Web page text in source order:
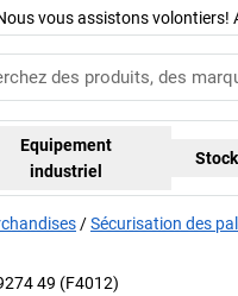
vous assistons volontiers!
Equipement
industriel
Sécurisation des
49 (F4012)